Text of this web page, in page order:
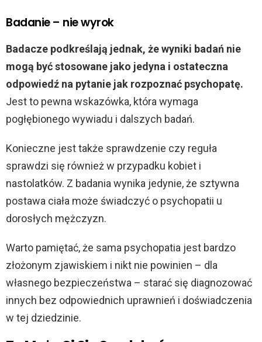
Badanie – nie wyrok
Badacze podkreślają jednak, że wyniki badań nie
mogą być stosowane jako jedyna i ostateczna
odpowiedź na pytanie jak rozpoznać psychopatę.
Jest to pewna wskazówka, która wymaga
pogłębionego wywiadu i dalszych badań.
Konieczne jest także sprawdzenie czy reguła
sprawdzi się również w przypadku kobiet i
nastolatków. Z badania wynika jedynie, że sztywna
postawa ciała może świadczyć o psychopatii u
dorosłych mężczyzn.
Warto pamiętać, że sama psychopatia jest bardzo
złożonym zjawiskiem i nikt nie powinien – dla
własnego bezpieczeństwa – starać się diagnozować
innych bez odpowiednich uprawnień i doświadczenia
w tej dziedzinie.